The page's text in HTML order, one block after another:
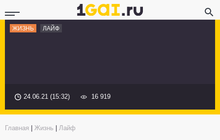
ЖИЗНЬ ЛАЙФ
24.06.21 (15:32) 16 919
Главная Жизнь Лайф